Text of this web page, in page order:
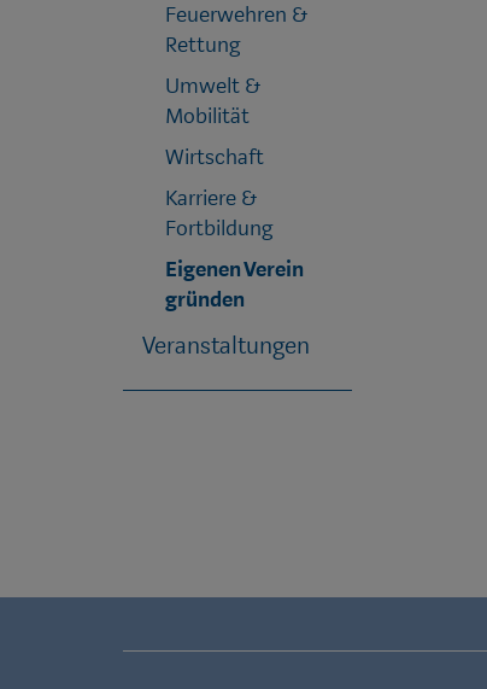
Feuerwehren &
Rettung
Umwelt &
Mobilität
Wirtschaft
Karriere &
Fortbildung
Eigenen Verein
gründen
Veranstaltungen